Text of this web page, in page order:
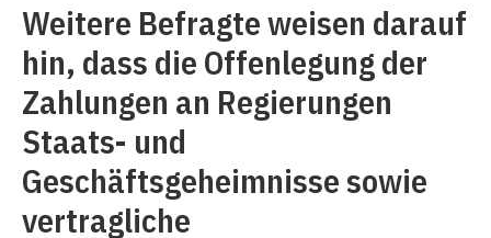
Weitere Befragte weisen darauf
hin, dass die Offenlegung der
Zahlungen an Regierungen
Staats- und
Geschäftsgeheimnisse sowie
vertragliche